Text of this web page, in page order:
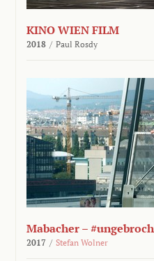
KINO WIEN FILM
2018 / Paul Rosdy
Mabacher –
2017 / Stefan Wolner